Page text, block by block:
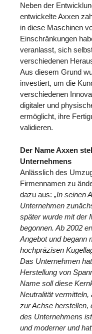
Neben der
entwickelte Axxen
in diese Maschinen
Einschränkungen
veranlasst, sich
verschiedenen
Aus diesem Grund
investiert, um die
verschiedenen
digitaler und
ermöglicht, ihre
validieren.
Der Name Axxen
Unternehmens
Anlässlich des
Firmennamen zu
dazu aus: „In seinen
Unternehmen
später wurde mit der
begonnen. Ab 2002
Angebot und begann
hochpräzisen
Das Unternehmen
Herstellung von
Name soll diese
Neutralität vermitteln,
zur Achse herstellen,
des Unternehmens
und moderner und